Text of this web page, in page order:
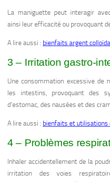
La maniguette peut interagir
ainsi leur efficacité ou provoquant
A lire aussi : bienfaits argent
3 – Irritation gastro-
Une consommation excessive de
les intestins, provoquant des
d’estomac, des nausées et des
A lire aussi : bienfaits et utilisations
4 – Problèmes
Inhaler accidentellement de la
irritation des voies